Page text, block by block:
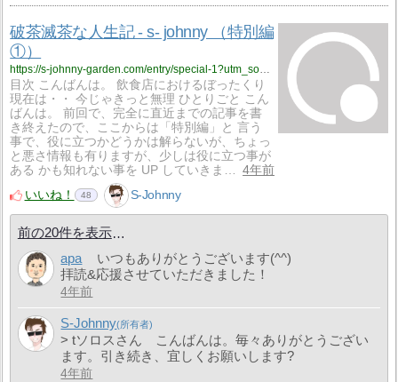
破茶滅茶な人生記 - s- johnny （特別編
①）
目次 こんばんは。 飲食店におけるぼったくり
現在は・・ 今じゃきっと無理 ひとりごと こん
ばんは。 前回で、完全に直近までの記事を書
き終えたので、ここからは「特別編」と 言う
事で、役に立つかどうかは解らないが、ちょっ
と悪さ情報も有りますが、少しは役に立つ事が
ある かも知れない事を UP していきま…
4年前
いいね！
48 S-Johnny
前の20件を表示
apa
いつもありがとうございます(^^)
拝読&応援させていただきました！
4年前
S-Johnny
> tソロスさん こんばんは。毎々ありがとうござい
ます。引き続き、宜しくお願いします?
4年前